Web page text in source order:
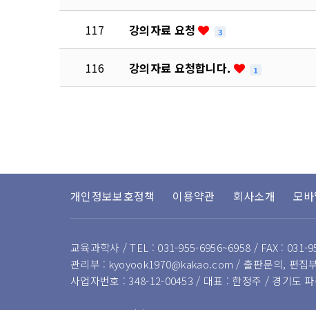
117 강의자료 요청 3
116 강의자료 요청합니다. 1
개인정보보호정책 이용약관 회사소개 모
교육과학사 / TEL : 031-955-6956~6958 / FAX : 031-
관리부 : kyoyook1970@kakao.com / 출판문의, 편
사업자번호 : 348-12-00453 / 대표 : 한정주 / 경기도